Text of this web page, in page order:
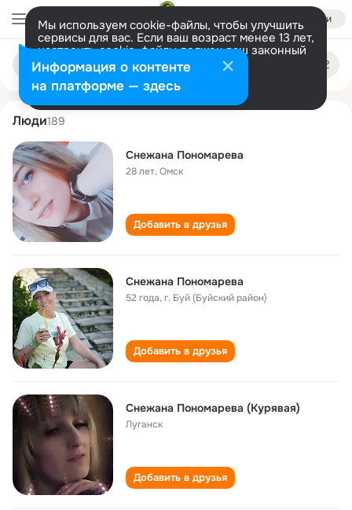
Войти
Мы используем cookie-файлы, чтобы улучшить
сервисы для вас. Если ваш возраст менее 13 лет,
настроить cookie-файлы должен ваш законный
представитель. Больше информации
Разрешить все Настроить
Поиск
людям
snezhana ponomareva
Люди189
Снежана Пономарева
28 лет,Омск
Добавить в друзья
Снежана Пономарева
52 года,г. Буй (Буйский район)
Добавить в друзья
Снежана Пономарева (Курявая)
Луганск
Добавить в друзья
Информация о контенте
на платформе — здесь